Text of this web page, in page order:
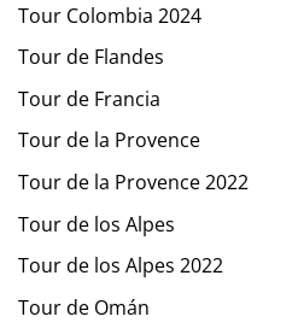
Tour Colombia 2024
Tour de Flandes
Tour de Francia
Tour de la Provence
Tour de la Provence 2022
Tour de los Alpes
Tour de los Alpes 2022
Tour de Omán